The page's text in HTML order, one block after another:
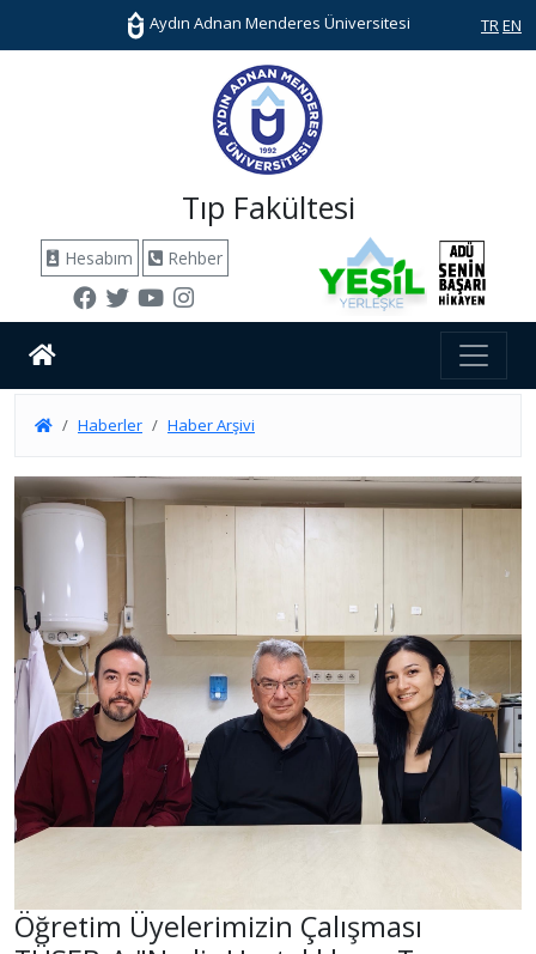
Aydın Adnan Menderes Üniversitesi TR EN
Tıp Fakültesi
Hesabım Rehber
Haberler Haber Arşivi
Öğretim Üyelerimizin Çalışması